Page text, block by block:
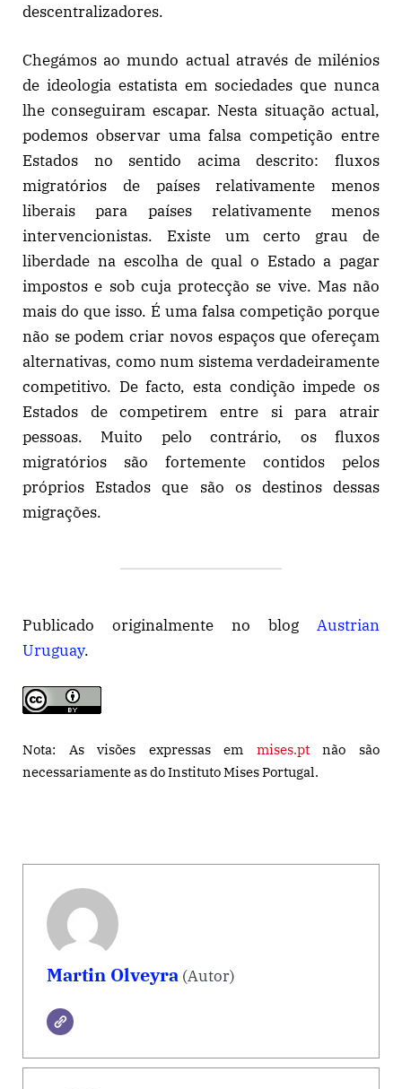
descentralizadores.
Chegámos ao mundo actual através de milénios
de ideologia estatista em sociedades que nunca
lhe conseguiram escapar. Nesta situação actual,
podemos observar uma falsa competição entre
Estados no sentido acima descrito: fluxos
migratórios de países relativamente menos
liberais para países relativamente menos
intervencionistas. Existe um certo grau de
liberdade na escolha de qual o Estado a pagar
impostos e sob cuja protecção se vive. Mas não
mais do que isso. É uma falsa competição porque
não se podem criar novos espaços que ofereçam
alternativas, como num sistema verdadeiramente
competitivo. De facto, esta condição impede os
Estados de competirem entre si para atrair
pessoas. Muito pelo contrário, os fluxos
migratórios são fortemente contidos pelos
próprios Estados que são os destinos dessas
migrações.
Publicado originalmente no blog Austrian
Uruguay.
Nota: As visões expressas em mises.ptnão são
necessariamente as do Instituto Mises Portugal.
Martin Olveyra(Autor)